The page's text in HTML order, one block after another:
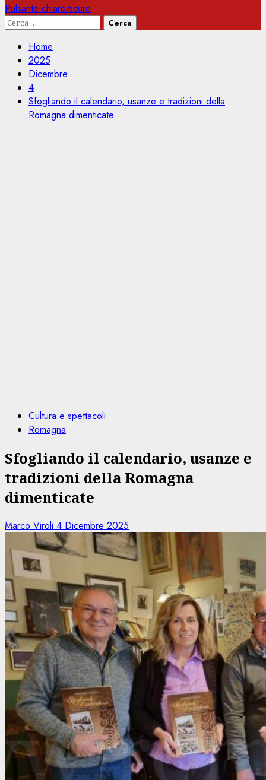
Pulsante chiaro/scuro
Ricerca
Home
2025
Dicembre
4
Sfogliando il calendario, usanze e tradizioni della
Romagna dimenticate
Cultura e spettacoli
Romagna
Sfogliando il calendario, usanze e
tradizioni della Romagna
dimenticate
Marco Viroli 4 Dicembre 2025